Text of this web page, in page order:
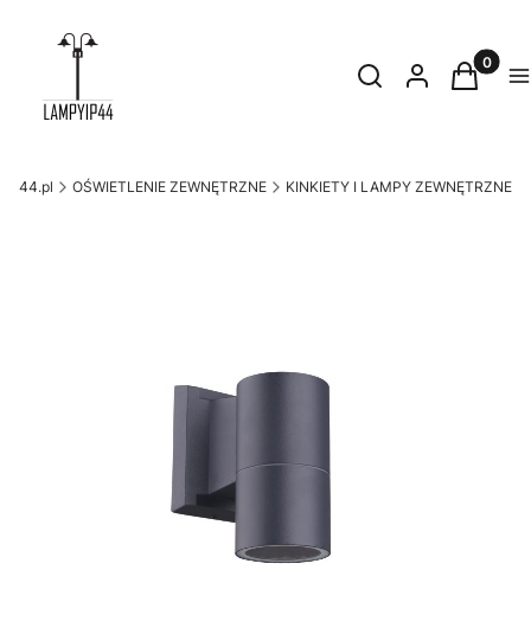
Otwórz
SzukajZaloguj sięKoszyk
OŚWIETLENIE ZEWNĘTRZNE KINKIETY I LAMPY ZEWNĘTRZNE